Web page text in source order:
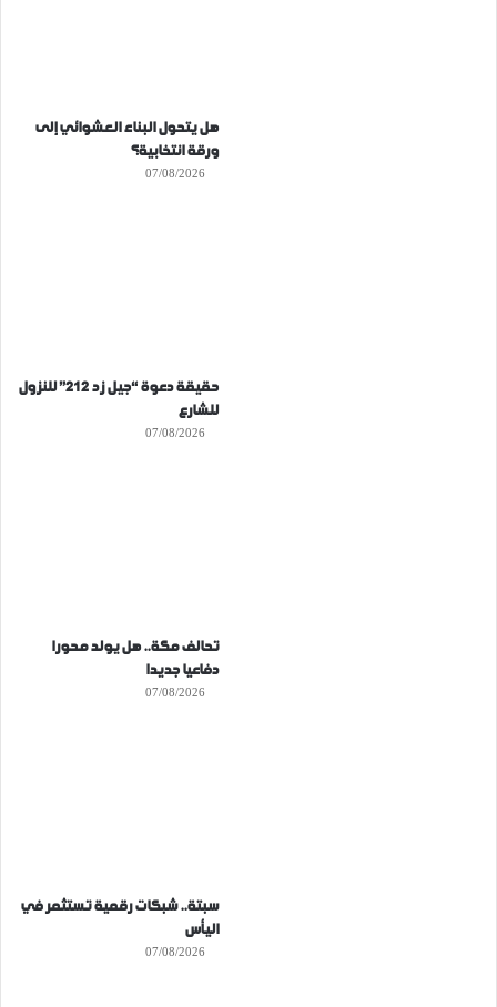
هل يتحول البناء العشوائي إلى
ورقة انتخابية؟
07/08/2026
حقيقة دعوة “جيل زد 212” للنزول
للشارع
07/08/2026
تحالف مكة.. هل يولد محورا
دفاعيا جديدا
07/08/2026
سبتة.. شبكات رقمية تستثمر في
اليأس
07/08/2026